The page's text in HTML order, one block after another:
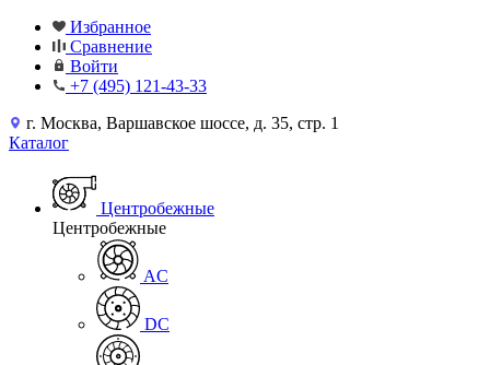
Избранное
Сравнение
Войти
+7 (495) 121-43-33
г. Москва, Варшавское шоссе, д. 35, стр. 1
Каталог
Центробежные
Центробежные
AC
DC